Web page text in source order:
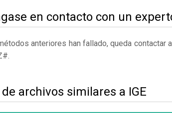
en contacto con un
anteriores han fallado, queda contactar
archivos similares a IGE